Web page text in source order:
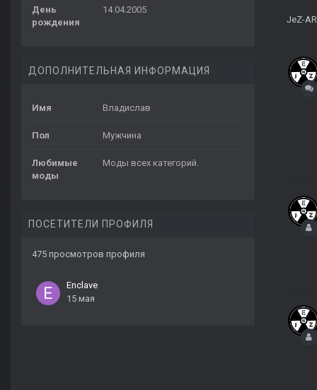
День
рождения
14.04.2005
ДОПОЛНИТЕЛЬНАЯ ИНФОРМАЦИЯ
Имя Владислав
Пол Мужчина
Любимые
моды
Моды всех категорий.
ПОСЕТИТЕЛИ ПРОФИЛЯ
475 просмотров профиля
Enclave
15 мая
JeZ-AR